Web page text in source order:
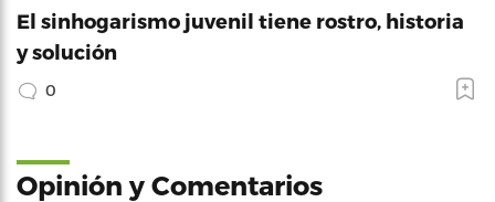
El sinhogarismo juvenil tiene rostro, historia
y solución
0
Opinión y Comentarios